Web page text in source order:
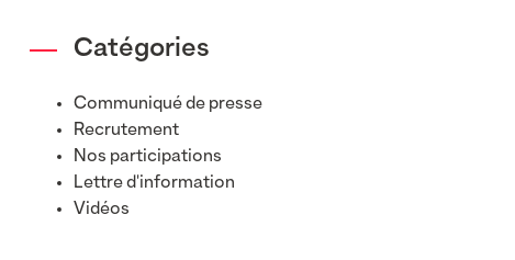
Catégories
Communiqué de presse
Recrutement
Nos participations
Lettre d'information
Vidéos